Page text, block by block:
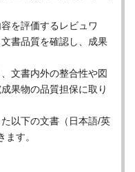
を評価するレビュワ
書品質を確認し、成果
文書内外の整合性や図
果物の品質担保に取り
以下の文書（日本語/英
す。